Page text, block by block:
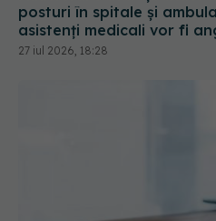
27 iul 2026, 18:28